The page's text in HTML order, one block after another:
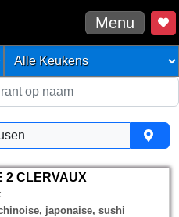
Menu
2 CLERVAUX
japonaise, sushi